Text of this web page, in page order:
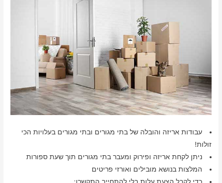
עבודות אריזה והובלה של בתי מגורים ובתי מגורים בעלויות הכי
זולות!
ניתן לקחת אריזה ופירוק ומעבר בתי מגורים תוך שעת ספורות
המלצות בנושא מובילים ואורזי פריטים